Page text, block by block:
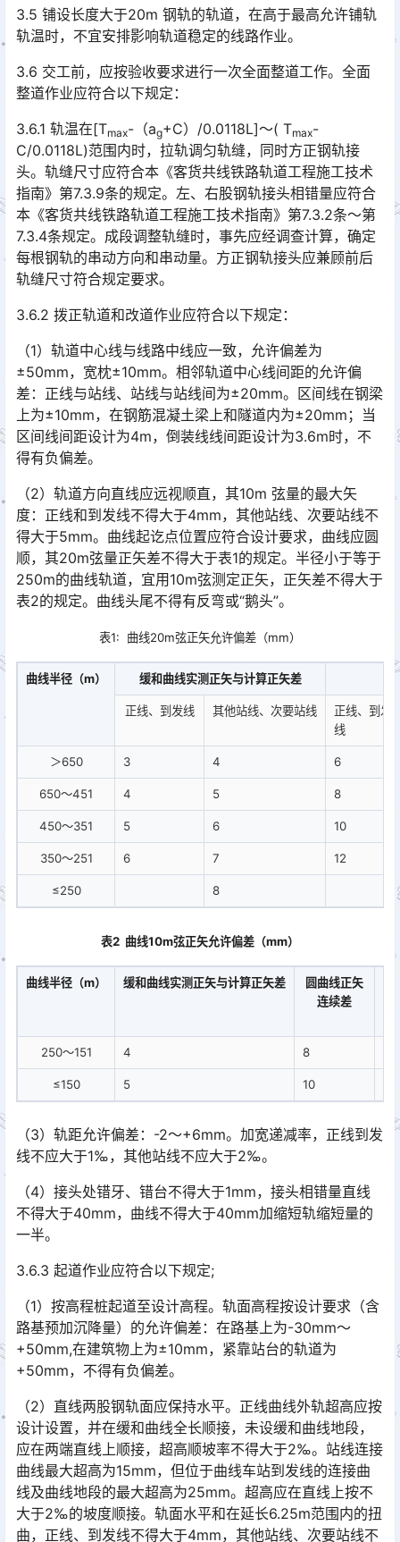
3.5 铺设长度大于20m 钢轨的轨道，在高于最高允许铺轨
轨温时，不宜安排影响轨道稳定的线路作业。
3.6 交工前，应按验收要求进行一次全面整道工作。全面
整道作业应符合以下规定：
3.6.1 轨温在[Tmax-（ag+C）/0.0118L]～( Tmax-
C/0.0118L)范围内时，拉轨调匀轨缝，同时方正钢轨接
头。轨缝尺寸应符合本《客货共线铁路轨道工程施工技术
指南》第7.3.9条的规定。左、右股钢轨接头相错量应符合
本《客货共线铁路轨道工程施工技术指南》第7.3.2条～第
7.3.4条规定。成段调整轨缝时，事先应经调查计算，确定
每根钢轨的串动方向和串动量。方正钢轨接头应兼顾前后
轨缝尺寸符合规定要求。󠅅󠅃󠄵󠅂󠄪󠇖󠆨󠆨󠇕󠆞󠆒󠅬󠇘󠆭󠆘󠇙󠆝󠅵󠇗󠆭󠆁󠄐󠇗󠅹󠅸󠇖󠆍󠅳󠇖󠅹󠅰󠇖󠆌󠅹
3.6.2 拨正轨道和改道作业应符合以下规定：
（1）轨道中心线与线路中线应一致，允许偏差为
±50mm，宽枕±10mm。相邻轨道中心线间距的允许偏
差：正线与站线、站线与站线间为±20mm。区间线在钢梁
上为±10mm，在钢筋混凝土梁上和隧道内为±20mm；当
区间线间距设计为4m，倒装线线间距设计为3.6m时，不
得有负偏差。󠅅󠅃󠄵󠅂󠄪󠇖󠆨󠆨󠇕󠆞󠆒󠅬󠇘󠆭󠆘󠇙󠆝󠅵󠇗󠆭󠆁󠄐󠇗󠅹󠅸󠇖󠆍󠅳󠇖󠅹󠅰󠇖󠆌󠅹
（2）轨道方向直线应远视顺直，其10m 弦量的最大矢
度：正线和到发线不得大于4mm，其他站线、次要站线不
得大于5mm。曲线起讫点位置应符合设计要求，曲线应圆
顺，其20m弦量正矢差不得大于表1的规定。半径小于等于
250m的曲线轨道，宜用10m弦测定正矢，正矢差不得大于
表2的规定。曲线头尾不得有反弯或“鹅头”。󠅅󠅃󠄵󠅂󠄪󠇖󠆨󠆨󠇕󠆞󠆒󠅬󠇘󠆭󠆘󠇙󠆝󠅵󠇗󠆭󠆁󠄐󠇗󠅹󠅸󠇖󠆍󠅳󠇖󠅹󠅰󠇖󠆌󠅹
表1: 曲线20m弦正矢允许偏差（mm）
曲线半径（m） 缓和曲线实测正矢与计算正矢差
正线、到发线 其他站线、次要站线
正线、到发
线
＞650 3 4 6
650～451 4 5 8
450～351 5 6 10
350～251 6 7 12
≤250 8
表2 曲线10m弦正矢允许偏差（mm）
曲线半径（m） 缓和曲线实测正矢与计算正矢差
圆曲线正矢
连续差
250～151 4 8
≤150 5 10
（3）轨距允许偏差：-2～+6mm。加宽递减率，正线到发
线不应大于1‰，其他站线不应大于2‰。
（4）接头处错牙、错台不得大于1mm，接头相错量直线
不得大于40mm，曲线不得大于40mm加缩短轨缩短量的
一半。
3.6.3 起道作业应符合以下规定;
（1）按高程桩起道至设计高程。轨面高程按设计要求（含
路基预加沉降量）的允许偏差：在路基上为-30mm～
+50mm,在建筑物上为±10mm，紧靠站台的轨道为
+50mm，不得有负偏差。󠅅󠅃󠄵󠅂󠄪󠇖󠆨󠆨󠇕󠆞󠆒󠅬󠇘󠆭󠆘󠇙󠆝󠅵󠇗󠆭󠆁󠄐󠇗󠅹󠅸󠇖󠆍󠅳󠇖󠅹󠅰󠇖󠆌󠅹
（2）直线两股钢轨面应保持水平。正线曲线外轨超高应按
设计设置，并在缓和曲线全长顺接，未设缓和曲线地段，
应在两端直线上顺接，超高顺坡率不得大于2‰。站线连接
曲线最大超高为15mm，但位于曲线车站到发线的连接曲
线及曲线地段的最大超高为25mm。超高应在直线上按不
大于2‰的坡度顺接。轨面水平和在延长6.25m范围内的扭
曲，正线、到发线不得大于4mm，其他站线、次要站线不